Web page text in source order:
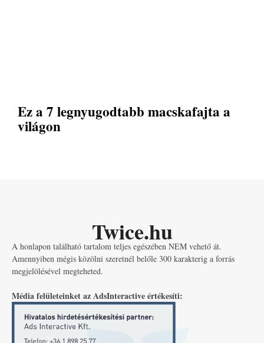
Ez a 7 legnyugodtabb macskafajta a
világon
Twice.hu
A honlapon található tartalom teljes egészében NEM vehető át.
Amennyiben mégis közölni szeretnél belőle 300 karakterig a forrás
megjelölésével megteheted.
Média felületeinket az AdsInteractive értékesíti: